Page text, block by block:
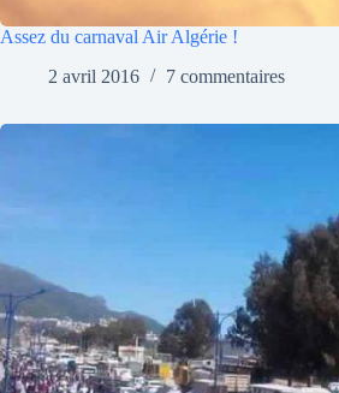
Assez du carnaval Air Algérie !
2 avril 2016
7 commentaires